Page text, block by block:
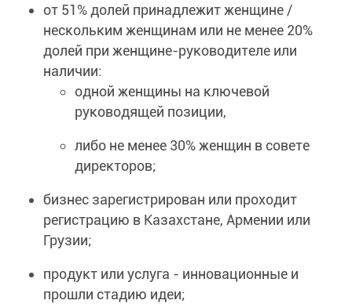
от 51% долей принадлежит женщине /
нескольким женщинам или не менее 20%
долей при женщине-руководителе или
наличии:
одной женщины на ключевой
руководящей позиции,
либо не менее 30% женщин в совете
директоров;
бизнес зарегистрирован или проходит
регистрацию в Казахстане, Армении или
Грузии;
продукт или услуга - инновационные и
прошли стадию идеи;